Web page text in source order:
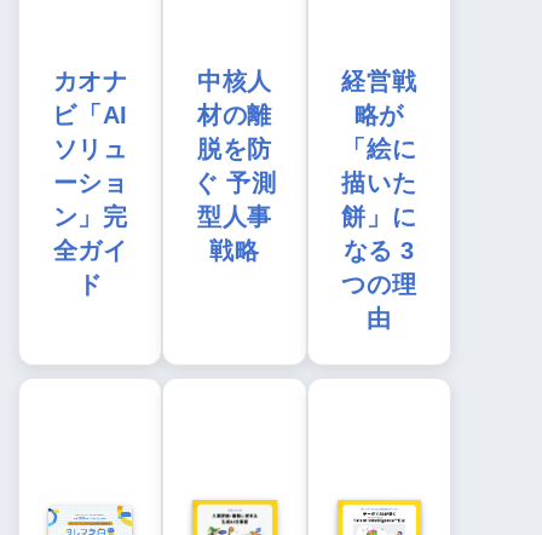
カオナ
ビ「AI
ソリュ
ーショ
ン」完
全ガイ
ド
中核人
材の離
脱を防
ぐ 予測
型人事
戦略
経営戦
略が
「絵に
描いた
餅」に
なる 3
つの理
由